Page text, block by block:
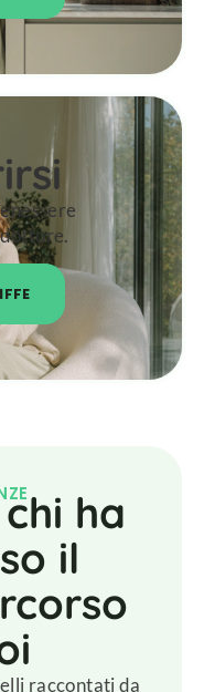
ha
il
raccontati da